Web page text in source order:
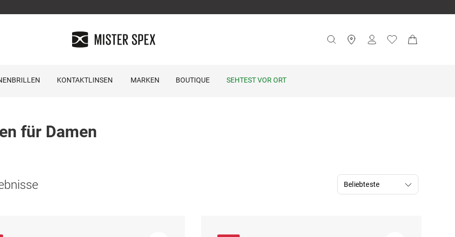
KONTAKTLINSEN MARKEN BOUTIQUE SEHTEST VOR ORT
für Damen